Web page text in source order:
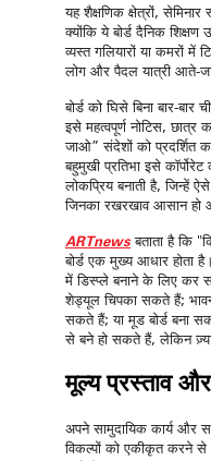
यह शैक्षणिक क्षेत्रों,
क्योंकि ये बोर्ड दैनिक
व्यस्त गलियारों या कमरों में
लोग और पैदल यात्री आते-
बोर्ड को घिसे बिना बार-
इसे महत्वपूर्ण नोटिस, छात्र
जाओ” संदेशों को प्रदर्शित
बहुमुखी प्रतिभा इसे
लोकप्रिय बनाती है, जिन्हें
जिनका रखरखाव आसान हो
ARTnews बताता है कि
बोर्ड एक मुख्य आधार होता
में डिस्प्ले बनाने के लिए कर
शेड्यूल चिपका सकते हैं;
सकते हैं; या मूड बोर्ड बना
से बने हो सकते हैं, लेकिन
मूल्य प्रस्ताव और
अपने सामुदायिक कार्य और
विकल्पों कोएकीकृत करने से